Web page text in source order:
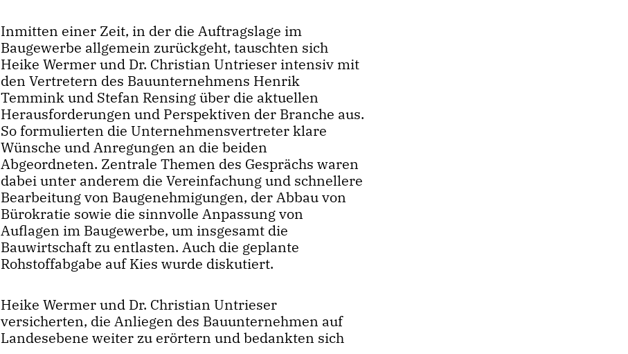
Inmitten einer Zeit, in der die Auftragslage im
Baugewerbe allgemein zurückgeht, tauschten sich
Heike Wermer und Dr. Christian Untrieser intensiv mit
den Vertretern des Bauunternehmens Henrik
Temmink und Stefan Rensing über die aktuellen
Herausforderungen und Perspektiven der Branche aus.
So formulierten die Unternehmensvertreter klare
Wünsche und Anregungen an die beiden
Abgeordneten. Zentrale Themen des Gesprächs waren
dabei unter anderem die Vereinfachung und schnellere
Bearbeitung von Baugenehmigungen, der Abbau von
Bürokratie sowie die sinnvolle Anpassung von
Auflagen im Baugewerbe, um insgesamt die
Bauwirtschaft zu entlasten. Auch die geplante
Rohstoffabgabe auf Kies wurde diskutiert.
Heike Wermer und Dr. Christian Untrieser
versicherten, die Anliegen des Bauunternehmen auf
Landesebene weiter zu erörtern und bedankten sich